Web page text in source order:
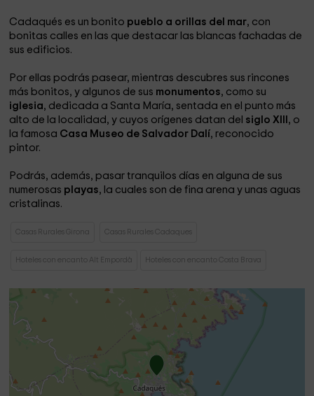
Cadaqués es un bonito pueblo a orillas del mar, con
bonitas calles en las que destacar las blancas fachadas de
sus edificios.
Por ellas podrás pasear, mientras descubres sus rincones
más bonitos, y algunos de sus monumentos, como su
iglesia, dedicada a Santa María, sentada en el punto más
alto de la localidad, y cuyos orígenes datan del siglo XIII , o
la famosa Casa Museo de Salvador Dalí, reconocido
pintor.
Podrás, además, pasar tranquilos días en alguna de sus
numerosas playas, la cuales son de fina arena y unas aguas
cristalinas.
Casas Rurales Girona Casas Rurales Cadaques
Hoteles con encanto Alt Empordà Hoteles con encanto Costa Brava